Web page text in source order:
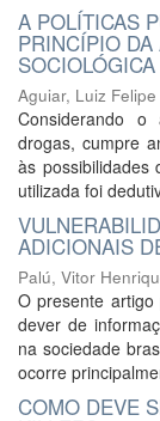
A POLÍTICAS
PRINCÍPIO
SOCIOLÓGICA
Aguiar, Luiz
Considerando
drogas, cumpre
às possibilidades
utilizada foi
ADICIONAIS
Palú, Vitor
O presente
dever de
na sociedade
ocorre
COMO DEVE